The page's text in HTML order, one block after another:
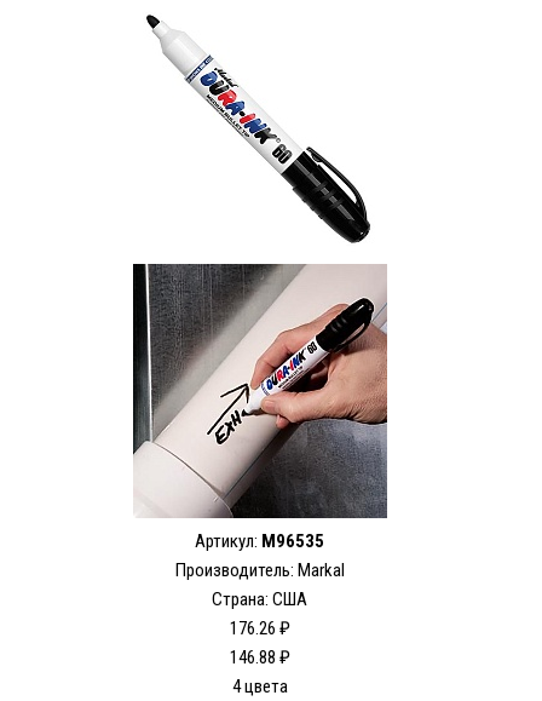
Артикул: M96535
Производитель: Markal
Страна: США
176.26 ₽
146.88 ₽
4 цвета